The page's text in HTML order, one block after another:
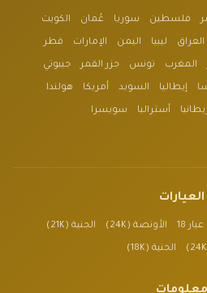
فلسطين سوريا عُمان الكويت
العراق ليبيا اليمن الإمارات قطر
المغرب تونس جزر القمر جيبوتي
إيطاليا السويد أمريكا هولندا
أستراليا سويسرا
العيارات
عيار 18 الأونصة (24K) الجنية (21K)
الجنية (18K)